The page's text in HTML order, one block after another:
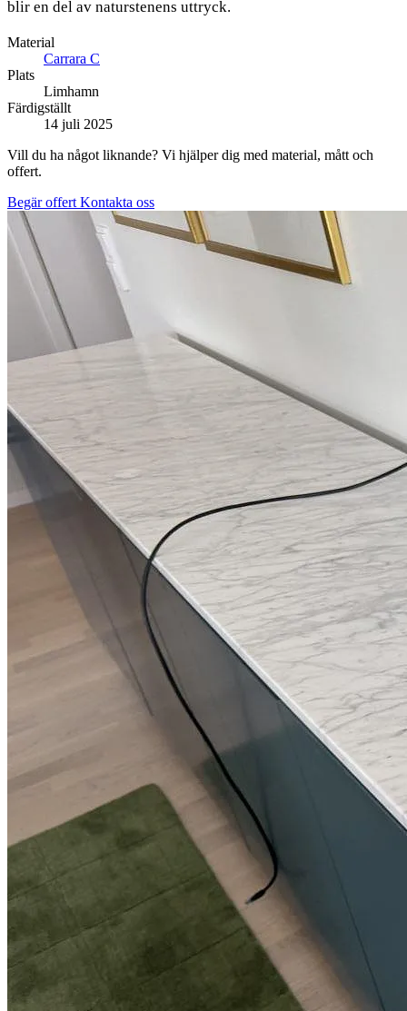
blir en del av naturstenens uttryck.
Material
Carrara C
Plats
Limhamn
Färdigställt
14 juli 2025
Vill du ha något liknande? Vi hjälper dig med material, mått och
offert.
Begär offert Kontakta oss